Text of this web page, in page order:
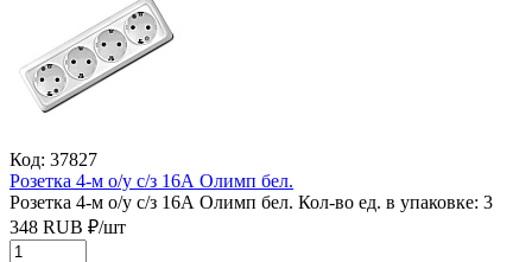
Код: 37827
Розетка 4-м о/у с/з 16А Олимп бел.
Розетка 4-м о/у с/з 16А Олимп бел. Кол-во ед. в упаковке: 3
348 RUB ₽/шт